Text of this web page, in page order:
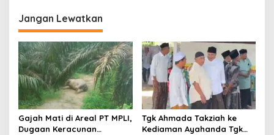
a
s
i
p
o
s
Jangan Lewatkan
Gajah Mati di Areal PT MPLI,
Dugaan Keracunan
Tgk Ahmada Takziah ke
Kediaman Ayahanda Tgk